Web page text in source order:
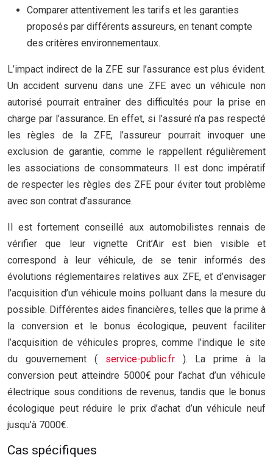
Comparer attentivement les tarifs et les garanties
proposés par différents assureurs, en tenant compte
des critères environnementaux.
L’impact indirect de la ZFE sur l’assurance est plus évident.
Un accident survenu dans une ZFE avec un véhicule non
autorisé pourrait entraîner des difficultés pour la prise en
charge par l’assurance. En effet, si l’assuré n’a pas respecté
les règles de la ZFE, l’assureur pourrait invoquer une
exclusion de garantie, comme le rappellent régulièrement
les associations de consommateurs. Il est donc impératif
de respecter les règles des ZFE pour éviter tout problème
avec son contrat d’assurance.
Il est fortement conseillé aux automobilistes rennais de
vérifier que leur vignette Crit’Air est bien visible et
correspond à leur véhicule, de se tenir informés des
évolutions réglementaires relatives aux ZFE, et d’envisager
l’acquisition d’un véhicule moins polluant dans la mesure du
possible. Différentes aides financières, telles que la prime à
la conversion et le bonus écologique, peuvent faciliter
l’acquisition de véhicules propres, comme l’indique le site
du gouvernement ( service-public.fr ). La prime à la
conversion peut atteindre 5000€ pour l’achat d’un véhicule
électrique sous conditions de revenus, tandis que le bonus
écologique peut réduire le prix d’achat d’un véhicule neuf
jusqu’à 7000€.
Cas spécifiques